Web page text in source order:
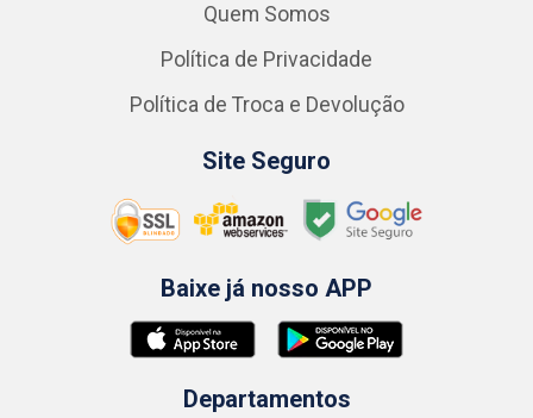
Quem Somos
Política de Privacidade
Política de Troca e Devolução
Site Seguro
Baixe já nosso APP
Departamentos